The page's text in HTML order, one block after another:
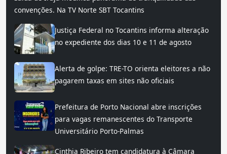
convenções. Na TV Norte SBT Tocantins
Justiça Federal no Tocantins informa alteração
no expediente dos dias 10 e 11 de agosto
Alerta de golpe: TRE-TO orienta eleitores a não
pagarem taxas em sites não oficiais
Prefeitura de Porto Nacional abre inscrições
para vagas remanescentes do Transporte
Universitário Porto-Palmas
Cinthia Ribeiro tem candidatura à Câmara